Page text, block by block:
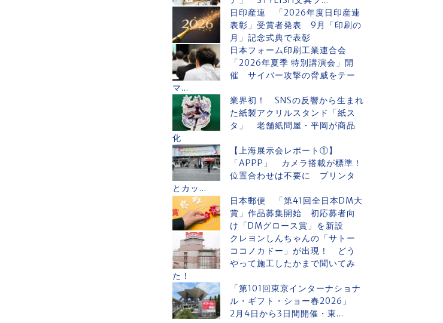
日印産連 「2026年度日印産連
表彰」受賞者発表 9月「印刷の
月」記念式典で表彰
日本フォーム印刷工業連合会
「2026年夏季 特別講演会」開
催 サイバー攻撃の脅威をテー
マ...
業界初！ SNSの反響から生まれ
た紙製アクリルスタンド「紙ス
タ」 老舗紙問屋・平岡が商品
化
【上海展示会レポート①】
「APPP」 カメラ搭載が標準！
位置合わせは不要に プリンタ
とカッ...
日本郵便 「第41回全日本DM大
賞」作品募集開始 初応募者向
け「DMグロース賞」を新設
クレヨンしんちゃんの「サトー
ココノカドー」が出現！ どう
やって施工したかまで聞いてみ
た！
「第101回東京インターナショナ
ル・ギフト・ショー春2026」
2月4日から3日間開催・東...